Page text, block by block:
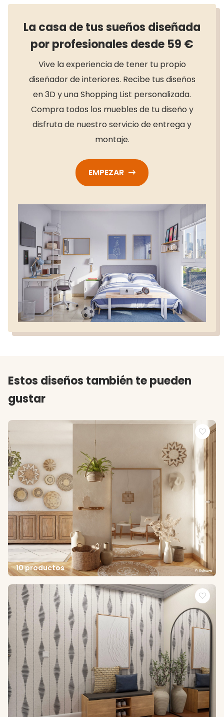
La casa de tus sueños diseñada
por profesionales desde 59 €
Vive la experiencia de tener tu propio
diseñador de interiores. Recibe tus diseños
en 3D y una Shopping List personalizada.
Compra todos los muebles de tu diseño y
disfruta de nuestro servicio de entrega y
montaje.
EMPEZAR
Estos diseños también te pueden
gustar
10 productos